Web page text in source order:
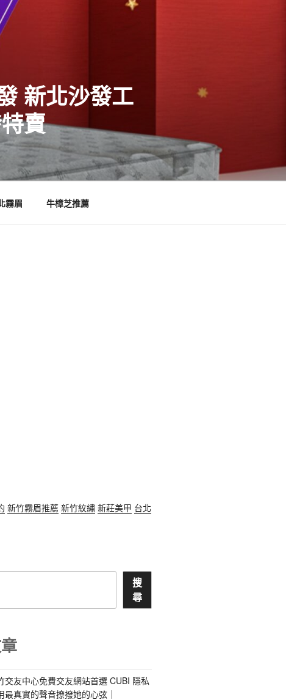
新北沙發工
賣
霧眉 牛樟芝推薦
新竹霧眉推薦 新竹紋繡 新莊美甲 台北
搜
尋
交友中心免費交友網站首選 CUBI 隱私
最真實的聲音撩撥她的心弦｜